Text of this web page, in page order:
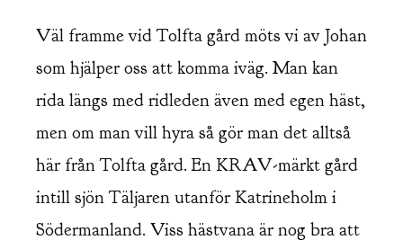
Väl framme vid Tolfta gård möts vi av Johan
som hjälper oss att komma iväg. Man kan
rida längs med ridleden även med egen häst,
men om man vill hyra så gör man det alltså
här från Tolfta gård. En KRAV-märkt gård
intill sjön Täljaren utanför Katrineholm i
Södermanland. Viss hästvana är nog bra att